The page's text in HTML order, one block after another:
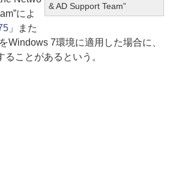
& AD Support Team”
によ
」また
Windows 7環境に適用した場合に、
ることがあるという。